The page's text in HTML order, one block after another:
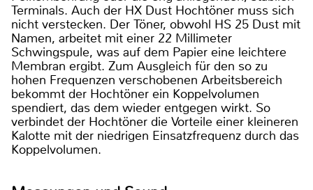
Terminals. Auch der HX Dust Hochtöner muss sich
nicht verstecken. Der Töner, obwohl HS 25 Dust mit
Namen, arbeitet mit einer 22 Millimeter
Schwingspule, was auf dem Papier eine leichtere
Membran ergibt. Zum Ausgleich für den so zu
hohen Frequenzen verschobenen Arbeitsbereich
bekommt der Hochtöner ein Koppelvolumen
spendiert, das dem wieder entgegen wirkt. So
verbindet der Hochtöner die Vorteile einer kleineren
Kalotte mit der niedrigen Einsatzfrequenz durch das
Koppelvolumen.